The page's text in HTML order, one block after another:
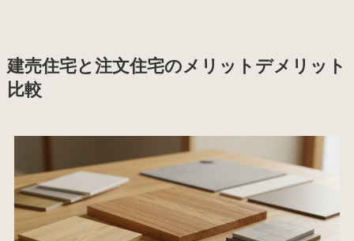
建売住宅と注文住宅のメリットデメリット
比較